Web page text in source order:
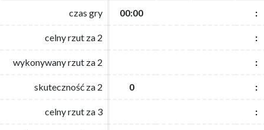
czas gry 00:00 :
celny rzut za 2 :
wykonywany rzut za 2 :
skuteczność za 2 0 :
celny rzut za 3 :
czas gry 00:00 :
celny rzut za 2 :
wykonywany rzut za 2 :
skuteczność za 2 0 :
celny rzut za 3 :